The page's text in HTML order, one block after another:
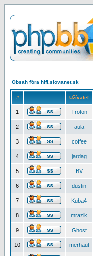
Obsah fóra hifi.slovanet.sk
# Užívateľ
1 Troton
2 aula
3 coffee
4 jardag
5 BV
6 dustin
7 Kuba4
8 mrazik
9 Ghost
10 merhaut